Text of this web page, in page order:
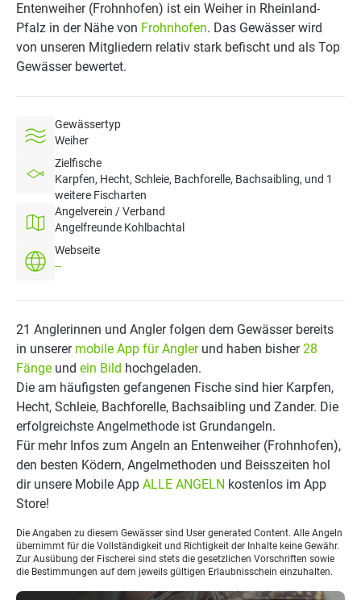
Entenweiher (Frohnhofen) ist ein Weiher in Rheinland-
Pfalz in der Nähe von Frohnhofen. Das Gewässer wird
von unseren Mitgliedern relativ stark befischt und als Top
Gewässer bewertet.
Gewässertyp
Weiher
Zielfische
Karpfen, Hecht, Schleie, Bachforelle, Bachsaibling, und 1
weitere Fischarten
Angelverein / Verband
Angelfreunde Kohlbachtal
Webseite
--
21 Anglerinnen und Angler folgen dem Gewässer bereits
in unserer mobile App für Anglerund haben bisher28
Fänge und ein Bild hochgeladen.
Die am häufigsten gefangenen Fische sind hier Karpfen,
Hecht, Schleie, Bachforelle, Bachsaibling und Zander. Die
erfolgreichste Angelmethode ist Grundangeln.
Für mehr Infos zum Angeln an Entenweiher (Frohnhofen),
den besten Ködern, Angelmethoden und Beisszeiten hol
dir unsere Mobile App ALLE ANGELN kostenlos im App
Store!
Die Angaben zu diesem Gewässer sind User generated Content. Alle Angeln
übernimmt für die Vollständigkeit und Richtigkeit der Inhalte keine Gewähr.
Zur Ausübung der Fischerei sind stets die gesetzlichen Vorschriften sowie
die Bestimmungen auf dem jeweils gültigen Erlaubnisschein einzuhalten.